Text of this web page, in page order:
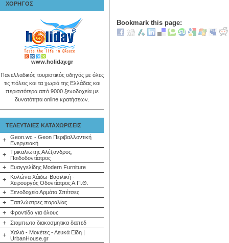
ΧΟΡΗΓΟΣ
www.holiday.gr
Πανελλαδικός τουριστικός οδηγός με όλες
τις πόλεις και τα χωριά της Ελλάδας και
περισσότερα από 9000 ξενοδοχεία με
δυνατότητα online κρατήσεων.
ΤΕΛΕΥΤΑΙΕΣ ΚΑΤΑΧΩΡΙΣΕΙΣ
+
Geon.wc - Geon Περιβαλλοντική
Ενεργειακή
+
Τρικαλιωτης Αλέξανδρος,
Παιδοδοντίατρος
+ Ευαγγελίδης Modern Furniture
+
Κολώνα Χάιδω-Βασιλική -
Χειρουργός Οδοντίατρος Α.Π.Θ.
+ Ξενοδοχείο Αρμάτα Σπέτσες
+ Ξαπλώστρες παραλίας
+ Φροντίδα για όλους
+ Σταμπωτα διακοσμητικα δαπεδ
+
Χαλιά - Μοκέτες - Λευκά Είδη |
UrbanHouse.gr
Bookmark this page: